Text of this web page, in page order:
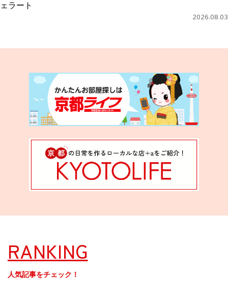
ェラート
2026.08.03
RANKING
人気記事をチェック！